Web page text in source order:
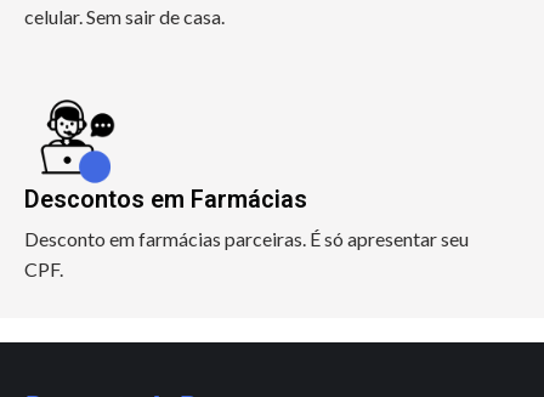
celular. Sem sair de casa.
Descontos em Farmácias
Desconto em farmácias parceiras. É só apresentar seu
CPF.